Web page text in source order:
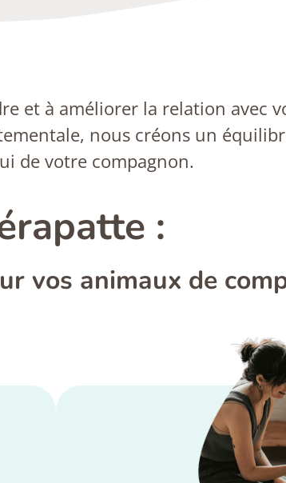
et à améliorer la relation avec
nous créons un
de votre compagnon.
:
vos animaux de